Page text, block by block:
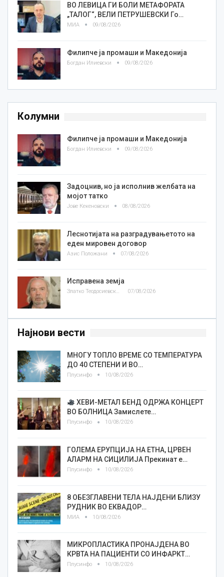
ВО ЛЕВИЦА ГИ БОЛИ МЕТАФОРАТА
„ТАЛОГ“, ВЕЛИ ПЕТРУШЕВСКИ Го…
МИА 09/08/2026
Филипче ја промаши и Македонија
Богдан Илиевски 09/08/2026
Колумни
Филипче ја промаши и Македонија
Богдан Илиевски 09/08/2026
Задоцнив, но ја исполнив желбата на
мојот татко
Јове Кекеновски 08/08/2026
Леснотијата на разградувањетото на
еден мировен договор
Азис Положани 07/08/2026
Исправена земја
Златко Теодосиевски 07/08/2026
Најнови вести
МНОГУ ТОПЛО ВРЕМЕ СО ТЕМПЕРАТУРА
ДО 40 СТЕПЕНИ И ВО…
Плусинфо 10/08/2026
ХЕВИ-МЕТАЛ БЕНД ОДРЖА КОНЦЕРТ
ВО БОЛНИЦА Замислете…
Плусинфо 10/08/2026
ГОЛЕМА ЕРУПЦИЈА НА ЕТНА, ЦРВЕН
АЛАРМ НА СИЦИЛИЈА Прекинат е…
Плусинфо 10/08/2026
8 ОБЕЗГЛАВЕНИ ТЕЛА НАЈДЕНИ БЛИЗУ
РУДНИК ВО ЕКВАДОР…
МИА 10/08/2026
МИКРОПЛАСТИКА ПРОНАЈДЕНА ВО
КРВТА НА ПАЦИЕНТИ СО ИНФАРКТ…
Плусинфо 10/08/2026